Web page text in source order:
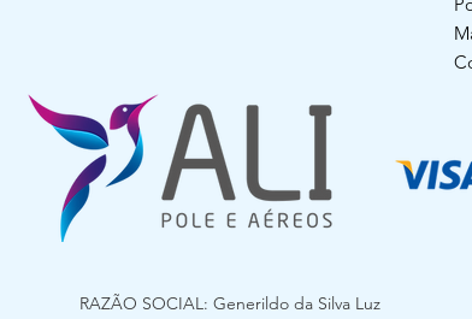
RAZÃO SOCIAL: Generildo da Silva Luz